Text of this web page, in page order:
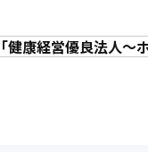
健康経営優良法人～